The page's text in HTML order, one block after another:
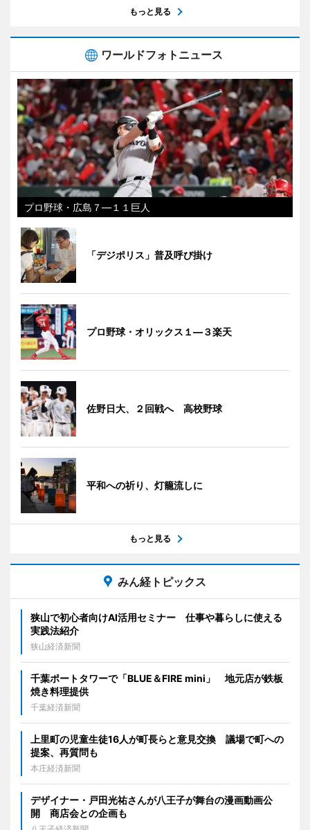
もっと見る
ワールドフォトニュース
プロ野球・広島７―１１巨人
「デジポリス」普及呼び掛け
プロ野球・オリックス１―３楽天
佐野日大、２回戦へ 高校野球
平和への祈り、灯籠流しに
もっと見る
みん経トピックス
狭山で初心者向けAI活用セミナー 仕事や暮らしに使える
実践法紹介
狭山経済新聞
千葉ポートタワーで「BLUE＆FIRE mini」 地元店が鉄板
焼き料理提供
千葉経済新聞
上里町の児童生徒16人が町長らと意見交換 議場で町への
提案、再質問も
本庄経済新聞
デザイナー・戸田光祐さんが八王子が舞台の漫画動画公
開 商店会との企画も